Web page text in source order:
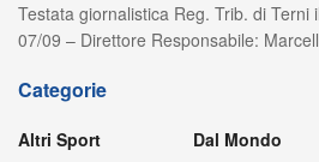
Testata giornalistica Reg. Trib. di Terni
07/09 – Direttore Responsabile:
Categorie
Altri Sport
Dal Mondo